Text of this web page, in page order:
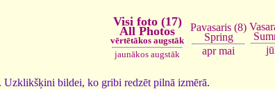
Visi foto (17)
All Photos
vērtētākos augstāk
jaunākos augstāk
Pavasaris (8)
Spring
apr mai
Uzklikšķini bildei, ko gribi redzēt pilnā izmērā.